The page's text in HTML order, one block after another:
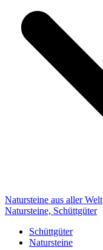
Natursteine aus aller Welt
Natursteine, Schüttgüter
Schüttgüter
Natursteine